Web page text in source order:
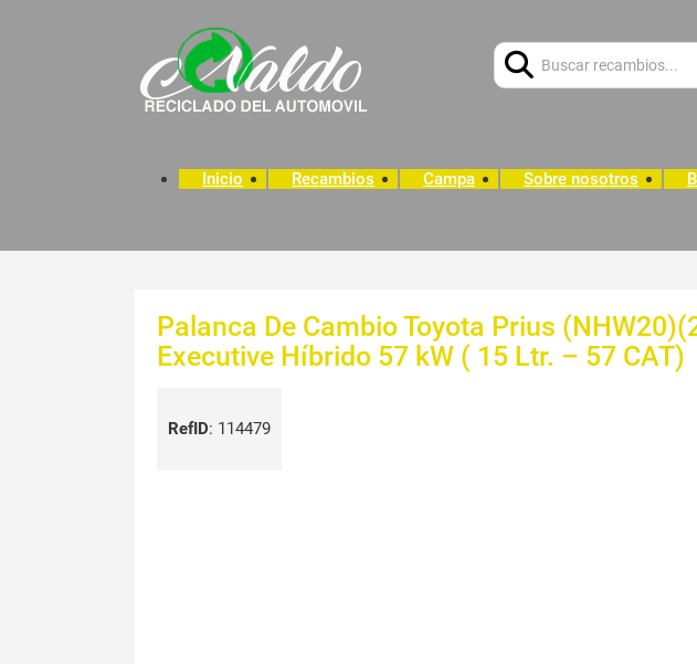
Inicio Recambios Campa Sobre nosotros
Palanca De Cambio Toyota Prius
Executive Híbrido 57 kW ( 15 Ltr. – 57 CAT)
RefID: 114479